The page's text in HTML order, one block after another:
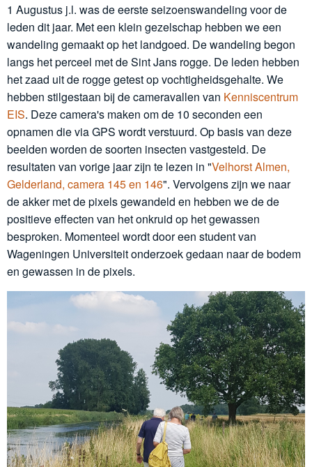
1 Augustus j.l. was de eerste seizoenswandeling voor de
leden dit jaar. Met een klein gezelschap hebben we een
wandeling gemaakt op het landgoed. De wandeling begon
langs het perceel met de Sint Jans rogge. De leden hebben
het zaad uit de rogge getest op vochtigheidsgehalte. We
hebben stilgestaan bij de cameravallen van Kenniscentrum
EIS. Deze camera's maken om de 10 seconden een
opnamen die via GPS wordt verstuurd. Op basis van deze
beelden worden de soorten insecten vastgesteld. De
resultaten van vorige jaar zijn te lezen in "Velhorst Almen,
Gelderland, camera 145 en 146". Vervolgens zijn we naar
de akker met de pixels gewandeld en hebben we de de
positieve effecten van het onkruid op het gewassen
besproken. Momenteel wordt door een student van
Wageningen Universiteit onderzoek gedaan naar de bodem
en gewassen in de pixels.